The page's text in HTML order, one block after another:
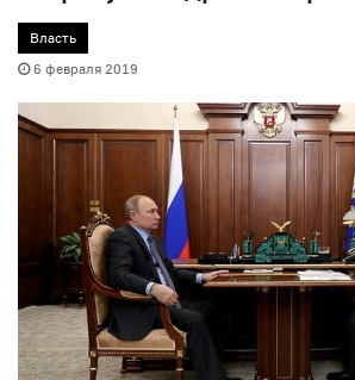
Власть
6 февраля 2019